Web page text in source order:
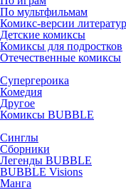
По мультфильмам
Комикс-версии
Детские комиксы
Комиксы для подростков
Отечественные комиксы
Супергероика
Комедия
Другое
Комиксы BUBBLE
Синглы
Сборники
Легенды BUBBLE
BUBBLE Visions
Манга